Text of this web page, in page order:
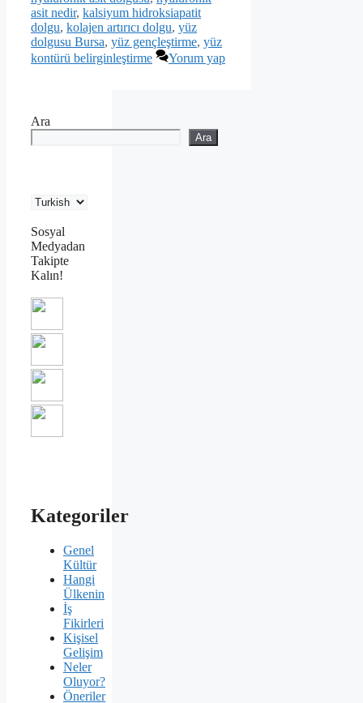
asit nedir, kalsiyum hidroksiapatit
dolgu, kolajen artırıcı dolgu, yüz
dolgusu Bursa, yüz gençleştirme, yüz
kontürü belirginleştirme
Yorum yap
Ara
Ara
Sosyal
Medyadan
Takipte
Kalın!
Kategoriler
Genel
Kültür
Hangi
Ülkenin
İş
Fikirleri
Kişisel
Gelişim
Neler
Oluyor?
Öneriler